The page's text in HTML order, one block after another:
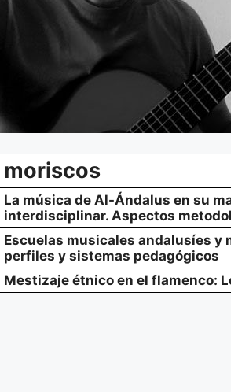
moriscos
La música de Al-Ándalus en su
interdisciplinar. Aspectos
Escuelas musicales andalusíes y
perfiles y sistemas pedagógicos
Mestizaje étnico en el flamenco: